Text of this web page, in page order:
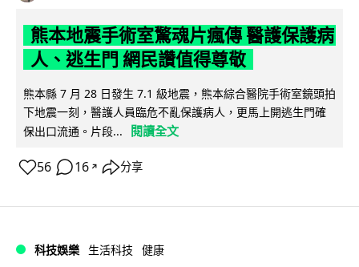
熊本地震手術室驚魂片瘋傳 醫護保護病
人、逃生門 網民讚值得尊敬
熊本縣 7 月 28 日發生 7.1 級地震，熊本綜合醫院手術室鏡頭拍
下地震一刻，醫護人員臨危不亂保護病人，更馬上開逃生門確
保出口流通。片段...
閱讀全文
56 16 ↗ 分享
科技娛樂 生活科技 健康